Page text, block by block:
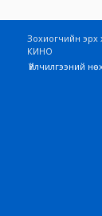
Зохиогчийн эрх
КИНО
Үйлчилгээний